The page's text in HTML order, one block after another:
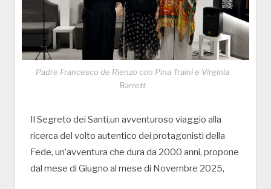
Padre Francesco de Rienzo con Pina Traini e Virginia
Barrett
Il Segreto dei Santi,un avventuroso viaggio alla
ricerca del volto autentico dei protagonisti della
Fede, un’avventura che dura da 2000 anni, propone
dal mese di Giugno al mese di Novembre 2025,